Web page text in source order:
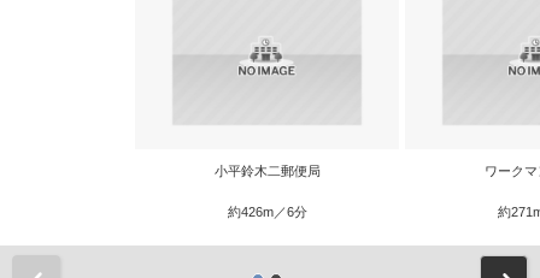
小平鈴木二郵便局
約426m／6分
ワーク
約